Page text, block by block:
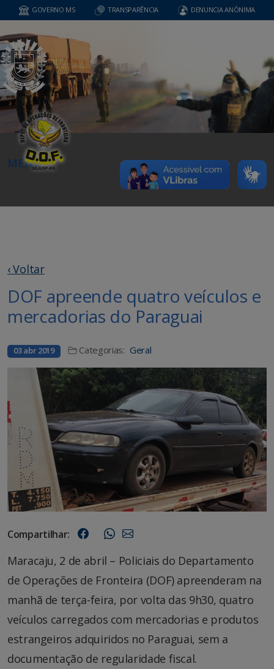
GOVERNO MS TRANSPARÊNCIA DENUNCIA ANÔNIMA
MENU
‹ Voltar
DOF apreende quatro veículos e
mercadorias do Paraguai
03 abr 2019 Categorias: Geral
Compartilhar:
Maracaju, 2 de abril – Policiais do Departamento
de Operações de Fronteira (DOF) apreenderam na
manhã de terça-feira, por volta das 9h30, quatro
veículos carregados com mercadorias e produtos
estrangeiros adquiridos no Paraguai, sem a
documentação de regularidade fiscal.